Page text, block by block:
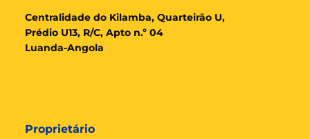
Centralidade do Kilamba, Quarteirão U,
Prédio U13, R/C, Apto n.º 04
Luanda-Angola
Proprietário